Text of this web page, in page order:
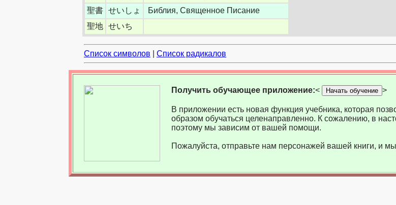
聖書 せいしょ
Библия, Священное Писание
聖地 せいち
Список символов Список радикалов
Получить обучающее приложение:< Начать обучение >
В приложении есть новая функция учебника, которая
образом обучаться целенаправленно. К сожалению, в
поэтому мы зависим от вашей помощи.
Пожалуйста, отправьте нам персонажей вашей книги, и